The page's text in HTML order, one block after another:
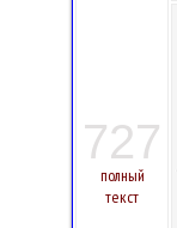
727
полный
текст